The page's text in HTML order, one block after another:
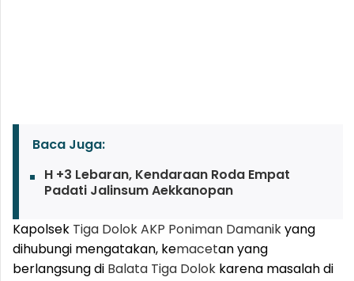
Baca Juga:
H +3 Lebaran, Kendaraan Roda Empat
Padati Jalinsum Aekkanopan
Kapolsek Tiga DolokAKP Poniman Damanikyang
dihubungi mengatakan, kemacetan yang
berlangsung di Balata Tiga Dolok karena masalah di